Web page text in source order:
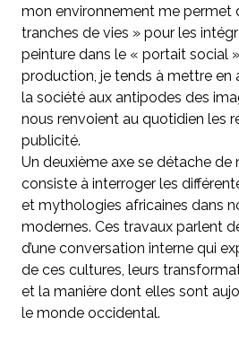
mon environnement me permet
tranches de vies » pour les
peinture dans le « portait social
production, je tends à mettre en
la société aux antipodes des
nous renvoient au quotidien les
publicité.
Un deuxième axe se détache de
consiste à interroger les
et mythologies africaines dans
modernes. Ces travaux parlent
d’une conversation interne qui
de ces cultures, leurs
et la manière dont elles sont
le monde occidental.